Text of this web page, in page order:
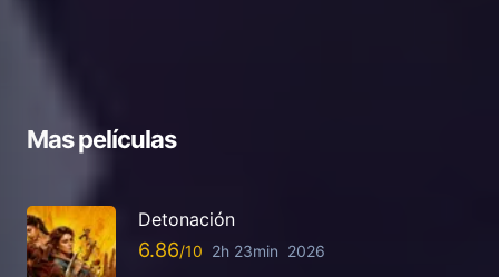
Mas películas
Detonación
6.86 2h 23min 2026